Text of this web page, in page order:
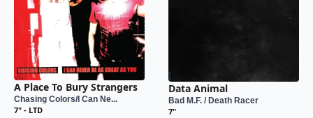
A Place To Bury Strangers
Chasing Colors/I Can Ne...
7" - LTD
Data Animal
Bad M.F. / Death Racer
7"